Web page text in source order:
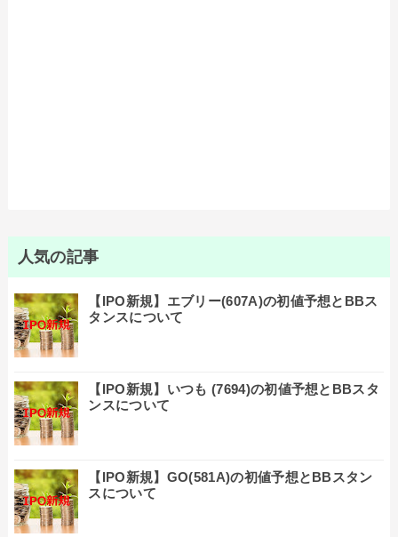
人気の記事
【IPO新規】エブリー(607A)の初値予想とBBス
タンスについて
【IPO新規】いつも (7694)の初値予想とBBスタ
ンスについて
【IPO新規】GO(581A)の初値予想とBBスタン
スについて